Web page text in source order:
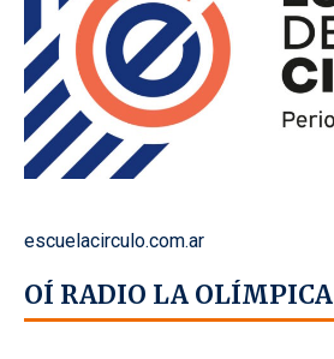
escuelacirculo.com.ar
OÍ RADIO LA OLÍMPICA